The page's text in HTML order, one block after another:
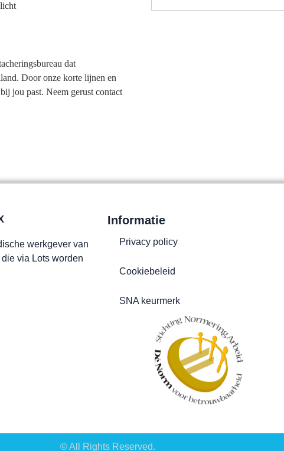
dat
Door onze korte lijnen en
jou past. Neem gerust contact
werkgever van
via Lots worden
Informatie
Privacy policy
Cookiebeleid
SNA keurmerk
© All Rights Reserved.